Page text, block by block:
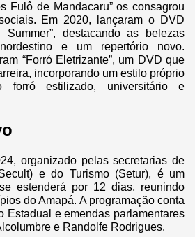
Fulô de Mandacaru” os consagrou
Em 2020, lançaram o DVD
Summer”, destacando as belezas
e um repertório novo.
“Forró Eletrizante”, um DVD que
incorporando um estilo próprio
forró estilizado, universitário e
organizado pelas secretarias de
e do Turismo (Setur), é um
estenderá por 12 dias, reunindo
do Amapá. A programação conta
Estadual e emendas parlamentares
e Randolfe Rodrigues.